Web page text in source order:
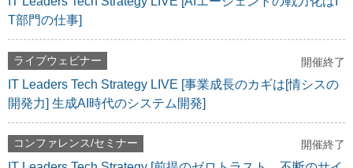
T部門の仕事]
ライブウェビナー 開催終了
IT Leaders Tech Strategy LIVE [事業成長のカギは[情シスの
開発力] 生成AI時代のシステム開発]
コンファレンス/セミナー 開催終了